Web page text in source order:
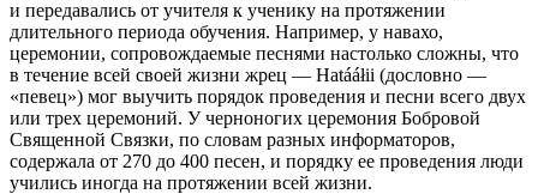
и передавались от учителя к ученику на протяжении
длительного периода обучения. Например, у навахо,
церемонии, сопровождаемые песнями настолько сложны, что
в течение всей своей жизни жрец — Hatááłii (дословно —
«певец») мог выучить порядок проведения и песни всего двух
или трех церемоний. У черноногих церемония Бобровой
Священной Связки, по словам разных информаторов,
содержала от 270 до 400 песен, и порядку ее проведения люди
учились иногда на протяжении всей жизни.